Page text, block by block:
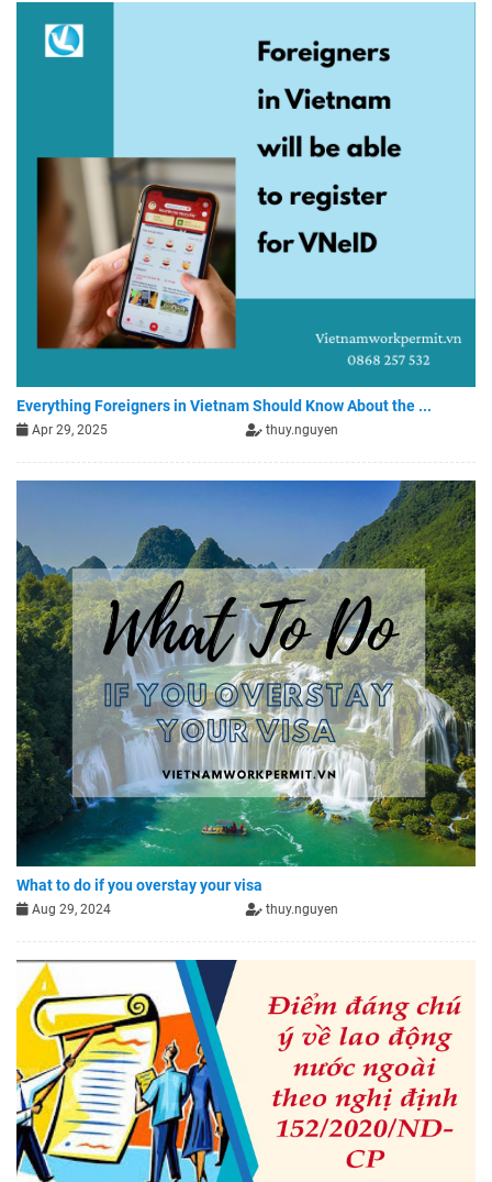
Everything Foreigners in Vietnam Should Know About the ...
Apr 29, 2025 thuy.nguyen
What to do if you overstay your visa
Aug 29, 2024 thuy.nguyen